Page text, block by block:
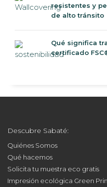
resistentes y
de alto tránsito
Qué significa
certificado
Descubre Sabaté:
Quiénes Somos
Qué hacemos
Solicita tu muestra eco gratis
Impresión ecológica Green